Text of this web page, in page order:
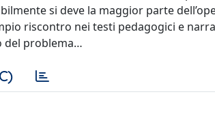
si deve la maggior parte
riscontro nei testi pedagogici e
del problema…